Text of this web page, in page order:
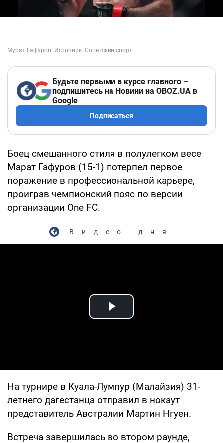
Будьте первыми в курсе главного –
подпишитесь на Новини на OBOZ.UA в
Google
Подписаться
Боец смешанного стиля в полулегком весе
Марат Гафуров (15-1) потерпел первое
поражение в профессиональной карьере,
проиграв чемпионский пояс по версии
организации One FC.
Видео дня
Play Video
На турнире в Куала-Лумпур (Малайзия) 31-
летнего дагестанца отправил в нокаут
представитель Австралии Мартин Нгуен.
Встреча завершилась во втором раунде,